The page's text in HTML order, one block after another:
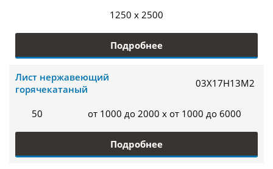
1250 x 2500
Подробнее
Лист нержавеющий
горячекатаный
03Х17Н13М2
50 от 1000 до 2000 x от 1000 до 6000
Подробнее